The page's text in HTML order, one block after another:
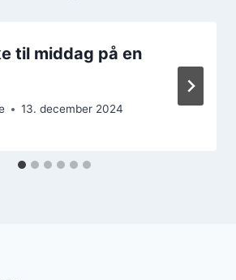
til middag på en
13. december 2024